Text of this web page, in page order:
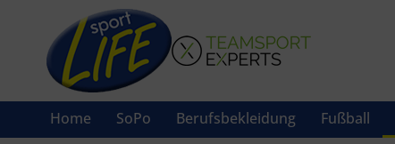
Home SoPo Berufsbekleidung Fußball